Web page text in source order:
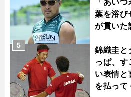
「あい
葉を浴び
が貫いた
錦織圭と
っぱ、
い表情と
を払って
5